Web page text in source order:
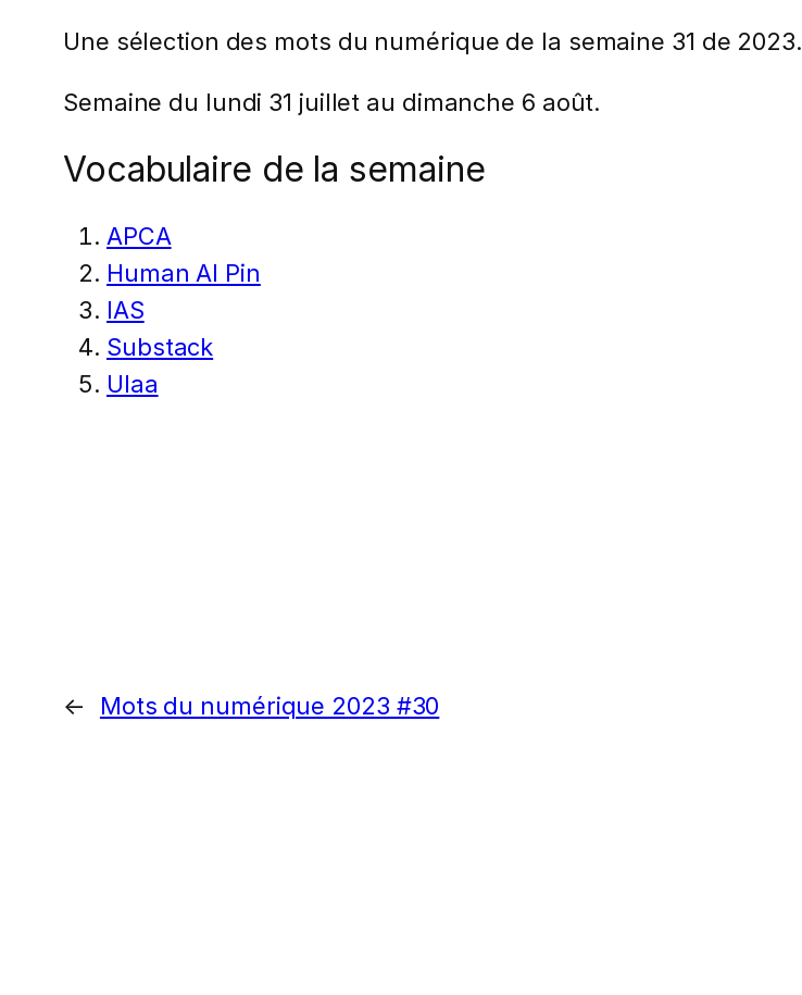
Une sélection des mots du numérique de la semaine 31 de 2023.
Semaine du lundi 31 juillet au dimanche 6 août.
Vocabulaire de la semaine
APCA
Human AI Pin
IAS
Substack
Ulaa
← Mots du numérique 2023 #30